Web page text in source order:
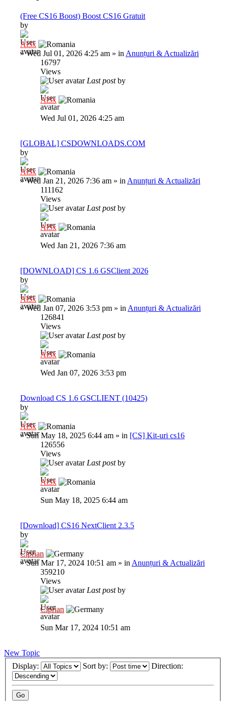
(Free CS16 Boost) Boost CS16 Gratuit
by
Al3x
»Wed Jul 01, 2026 4:25 am » in Anunțuri & Actualizări
16797
Views
Last postby
Al3x
Wed Jul 01, 2026 4:25 am
[GLOBAL] CSDOWNLOADS.COM
by
Al3x
»Wed Jan 21, 2026 7:36 am » in Anunțuri & Actualizări
111162
Views
Last postby
Al3x
Wed Jan 21, 2026 7:36 am
[DOWNLOAD] CS 1.6 GSClient 2026
by
Al3x
»Wed Jan 07, 2026 3:53 pm » in Anunțuri & Actualizări
126841
Views
Last postby
Al3x
Wed Jan 07, 2026 3:53 pm
Download CS 1.6 GSCLIENT (10425)
by
Al3x
»Sun May 18, 2025 6:44 am » in [CS] Kit-uri cs16
126556
Views
Last postby
Al3x
Sun May 18, 2025 6:44 am
[Download] CS16 NextClient 2.3.5
by
Ciprian
»Sun Mar 17, 2024 10:51 am » in Anunțuri & Actualizări
359210
Views
Last postby
Ciprian
Sun Mar 17, 2024 10:51 am
New Topic
Display:
Sort by: Direction: